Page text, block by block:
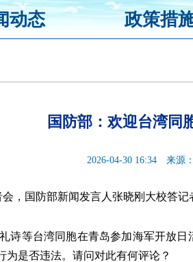
动态 政策措
国防部：欢迎台湾同
2026-04-30 16:34 来源
国防部新闻发言人张晓刚大校答记
等台湾同胞在青岛参加海军开放日
为是否违法。请问对此有何评论？